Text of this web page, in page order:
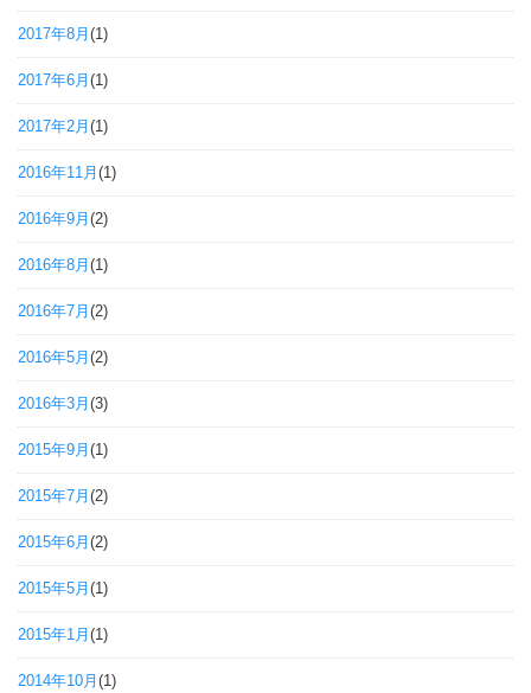
2017年8月 (1)
2017年6月 (1)
2017年2月 (1)
2016年11月 (1)
2016年9月 (2)
2016年8月 (1)
2016年7月 (2)
2016年5月 (2)
2016年3月 (3)
2015年9月 (1)
2015年7月 (2)
2015年6月 (2)
2015年5月 (1)
2015年1月 (1)
2014年10月 (1)